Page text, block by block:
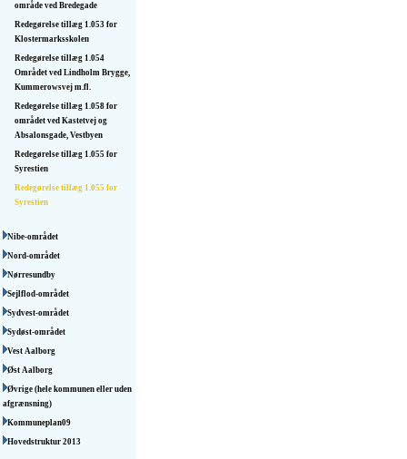
område ved Bredegade
Redegørelse tillæg 1.053 for
Klostermarksskolen
Redegørelse tillæg 1.054
Området ved Lindholm Brygge,
Kummerowsvej m.fl.
Redegørelse tillæg 1.058 for
området ved Kastetvej og
Absalonsgade, Vestbyen
Redegørelse tillæg 1.055 for
Syrestien
Redegørelse tillæg 1.055 for
Syrestien
Nibe-området
Nord-området
Nørresundby
Sejlflod-området
Sydvest-området
Sydøst-området
Vest Aalborg
Øst Aalborg
Øvrige (hele kommunen eller uden
afgrænsning)
Kommuneplan09
Hovedstruktur 2013